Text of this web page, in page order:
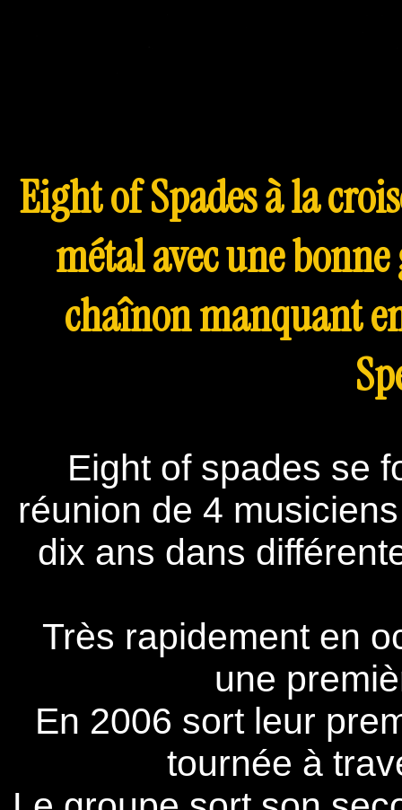
Eight of Spades à la
métal avec une
chaînon manquant
Eight of spades se
réunion de 4
dix ans dans
Très rapidement en
une
En 2006 sort leur
tournée à